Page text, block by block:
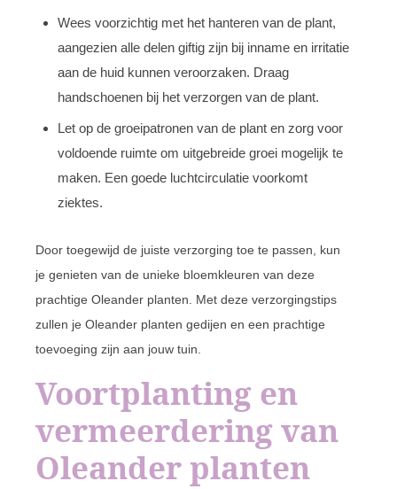
Wees voorzichtig met het hanteren van de plant,
aangezien alle delen giftig zijn bij inname en irritatie
aan de huid kunnen veroorzaken. Draag
handschoenen bij het verzorgen van de plant.
Let op de groeipatronen van de plant en zorg voor
voldoende ruimte om uitgebreide groei mogelijk te
maken. Een goede luchtcirculatie voorkomt
ziektes.
Door toegewijd de juiste verzorging toe te passen, kun
je genieten van de unieke bloemkleuren van deze
prachtige Oleander planten. Met deze verzorgingstips
zullen je Oleander planten gedijen en een prachtige
toevoeging zijn aan jouw tuin.
Voortplanting en
vermeerdering van
Oleander planten